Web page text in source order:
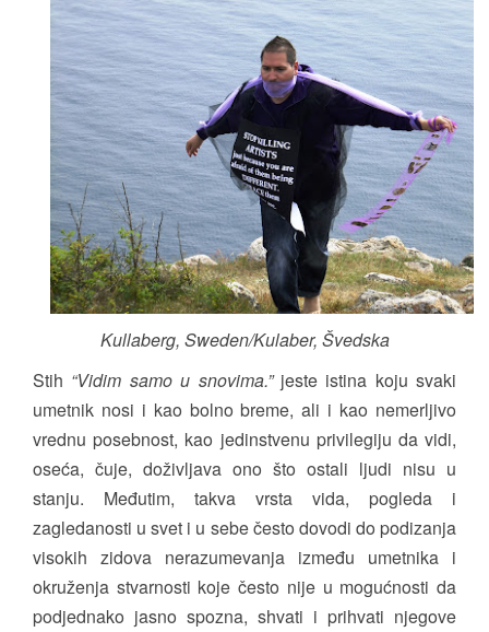
Kullaberg, Sweden/Kulaber, Švedska
Stih “Vidim samo u snovima.”jeste istina koju svaki
umetnik nosi i kao bolno breme, ali i kao nemerljivo
vrednu posebnost, kao jedinstvenu privilegiju da vidi,
oseća, čuje, doživljava ono što ostali ljudi nisu u
stanju. Međutim, takva vrsta vida, pogleda i
zagledanosti u svet i u sebe često dovodi do podizanja
visokih zidova nerazumevanja između umetnika i
okruženja stvarnosti koje često nije u mogućnosti da
podjednako jasno spozna, shvati i prihvati njegove